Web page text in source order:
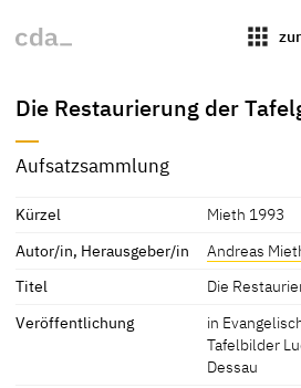
apps
Die Restaurierung der
Aufsatzsammlung
Kürzel
Mieth 1993
Autor/in, Herausgeber/in
Andreas
Titel
Die
Veröffentlichung
in
Tafelbilder
Dessau